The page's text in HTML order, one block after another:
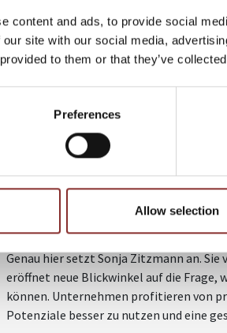
content and ads, to provide social
site with our social media,
to them or that they’ve
Preferences
Allow selection
Zusammenarbeit und Vertrauen
Führung mit Klarheit,
Mit diesen Themen spricht Sonja
Unternehmen derzeit beschäftigen.
MEHRWERT FÜR
Fachkräftemangel, Transformation und
verlangen nach neuen Denkansätzen.
Genau hier setzt Sonja Zitzmann an.
eröffnet neue Blickwinkel auf die Frage,
können. Unternehmen profitieren von
Potenziale besser zu nutzen und eine